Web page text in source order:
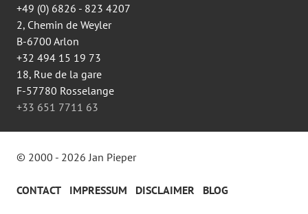
+49 (0) 6826 - 823 4207
2, Chemin de Weyler
B-6700 Arlon
+32 494 15 19 73
18, Rue de la gare
F-57780 Rosselange
+33 651 7711 63
© 2000 - 2026 Jan Pieper
CONTACT IMPRESSUM DISCLAIMER BLOG